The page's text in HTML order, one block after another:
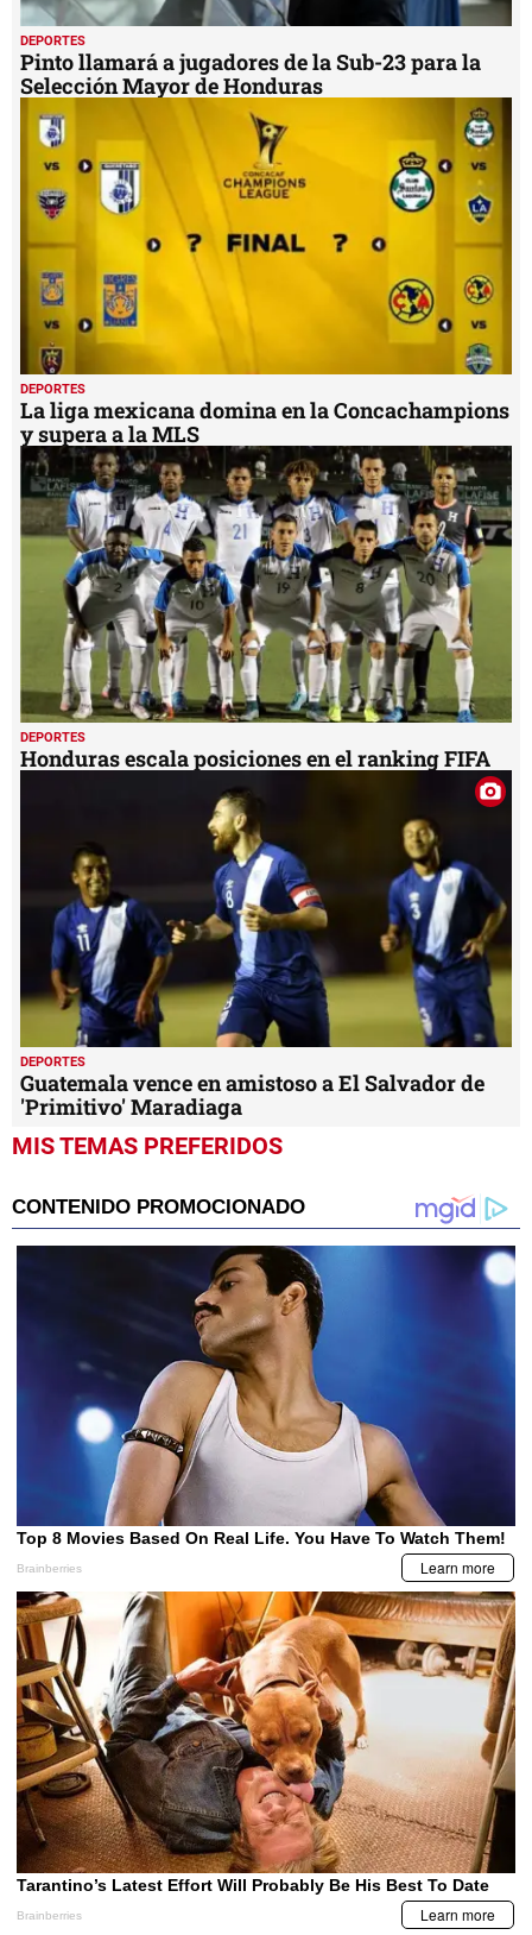
DEPORTES
Pinto llamará a jugadores de la Sub-23 para la
Selección Mayor de Honduras
DEPORTES
La liga mexicana domina en la Concachampions
y supera a la MLS
DEPORTES
Honduras escala posiciones en el ranking FIFA
DEPORTES
Guatemala vence en amistoso a El Salvador de
'Primitivo' Maradiaga
MIS TEMAS PREFERIDOS